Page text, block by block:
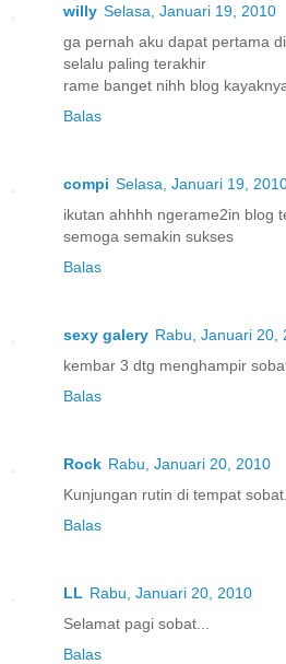
willy Selasa, Januari 19, 2010
ga pernah aku dapat pertama
selalu paling terakhir
rame banget nihh blog
Balas
compi Selasa, Januari 19,
ikutan ahhhh ngerame2in blog
semoga semakin sukses
Balas
sexy galery Rabu, Januari 20,
kembar 3 dtg menghampir
Balas
Rock Rabu, Januari 20, 2010
Kunjungan rutin di tempat
Balas
LL Rabu, Januari 20, 2010
Selamat pagi sobat...
Balas